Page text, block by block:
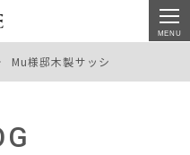
Mu様邸木製サッシ